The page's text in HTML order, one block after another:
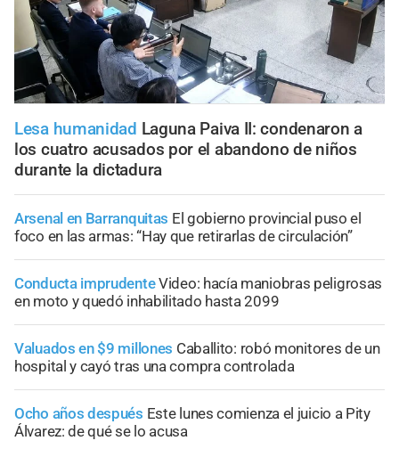
Lesa humanidad Laguna Paiva II: condenaron a
los cuatro acusados por el abandono de niños
durante la dictadura
Arsenal en Barranquitas El gobierno provincial puso el
foco en las armas: “Hay que retirarlas de circulación”
Conducta imprudenteVideo: hacía maniobras peligrosas
en moto y quedó inhabilitado hasta 2099
Valuados en $9 millones Caballito: robó monitores de un
hospital y cayó tras una compra controlada
Ocho años después Este lunes comienza el juicio a Pity
Álvarez: de qué se lo acusa